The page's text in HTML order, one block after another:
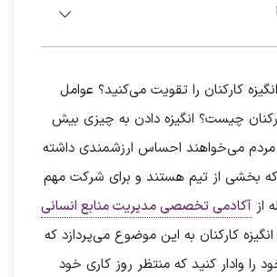
کارکنان را تقویت می‌کنید؟ عوامل
چیست؟ انگیزه دادن به چیزی بیش
مردم می‌خواهند احساس ارزشمندی داشته
که بخشی از تیم هستند و برای شرکت مهم
از آکادمی تخصصی مدیریت منابع انسانی
انگیزه کارکنان به این موضوع می‌پردازد که
را وادار کنید که منتظر روز کاری خود